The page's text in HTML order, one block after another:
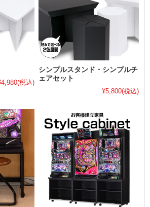
(税込)
シンプルスタンド・シンプルチ
ェアセット
¥5,800(税込)